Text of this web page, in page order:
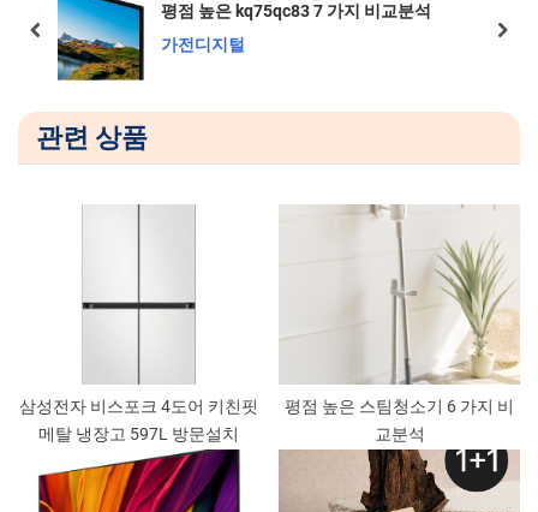
s
s
s
t
평점 높은 kq75qc83 7 가지 비교분석
가전디지털
prev next
관련 상품
삼성전자 비스포크 4도어 키친핏
메탈 냉장고 597L 방문설치
평점 높은 스팀청소기 6 가지 비
교분석